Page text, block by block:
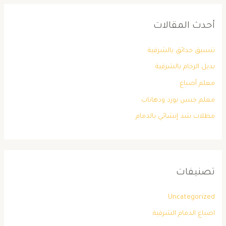
أحدث المقالات
تنسيق حدائق بالشرقية
بديل الرخام بالشرقية
معلم أصباغ
معلم جبس بورد ودهانات
مظلات شد إنشائي بالدمام
تصنيفات
Uncategorized
اصباغ الدمام الشرقية